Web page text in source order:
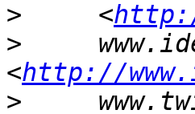
>
     <
>
<http://
>